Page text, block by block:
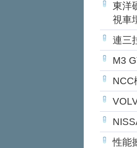
東洋
視車
連三
M3
NCC
性能